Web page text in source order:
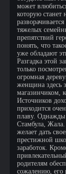
может
которую станет
тяжелых
препятствий
понять, что
уже обладают
Разгадка этой
только
огромная
женщина здесь
магазинчиком,
Источников
приходится
плаву. Однажды
Стамбула, Жала.
желает дать
престижной
заработок.
родителям
сожалению, его